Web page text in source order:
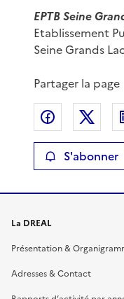
EPTB Seine
Etablissement
Seine Grands
Partager la page
Partager
S'abonner
La DREAL
Présentation &
Adresses & Contact